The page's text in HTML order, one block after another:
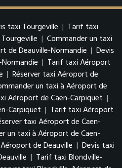
taxi Tourgeville | Tarif taxi
| Commander un taxi
de Deauville-Normandie | Devis
| Tarif taxi Aéroport
| Réserver taxi Aéroport de
un taxi à Aéroport de
Aéroport de Caen-Carpiquet |
Carpiquet | Tarif taxi Aéroport
taxi Aéroport de Caen-
un taxi à Aéroport de Caen-
de Deauville | Devis taxi
| Tarif taxi Blondville-